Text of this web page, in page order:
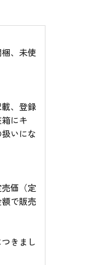
、未使
、登録
にキ
いにな
価（定
で販売
きまし